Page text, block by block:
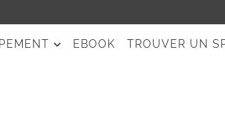
EBOOK TROUVER UN